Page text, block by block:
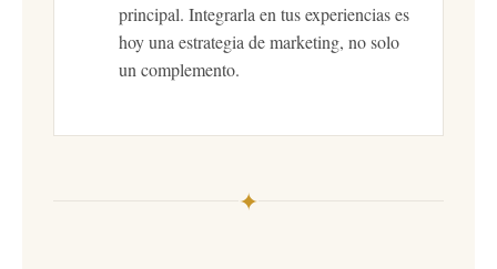
principal. Integrarla en tus experiencias es
hoy una estrategia de marketing, no solo
un complemento.
✦